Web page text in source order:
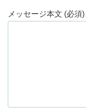
メッセージ本文 (必須)